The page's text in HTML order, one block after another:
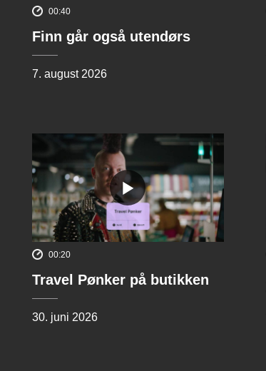
00:40
Finn går også utendørs
7. august 2026
00:20
Travel Pønker på butikken
30. juni 2026